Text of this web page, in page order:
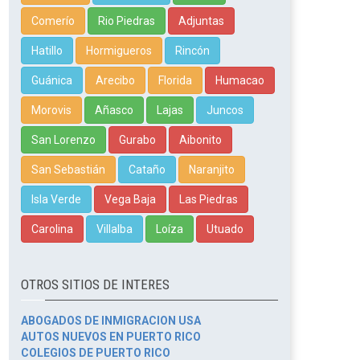
Comerío Rio Piedras Adjuntas
Hatillo Hormigueros Rincón
Guánica Arecibo Florida Humacao
Morovis Añasco Lajas Juncos
San Lorenzo Gurabo Aibonito
San Sebastián Cataño Naranjito
Isla Verde Vega Baja Las Piedras
Carolina Villalba Loíza Utuado
OTROS SITIOS DE INTERES
ABOGADOS DE INMIGRACION USA
AUTOS NUEVOS EN PUERTO RICO
COLEGIOS DE PUERTO RICO